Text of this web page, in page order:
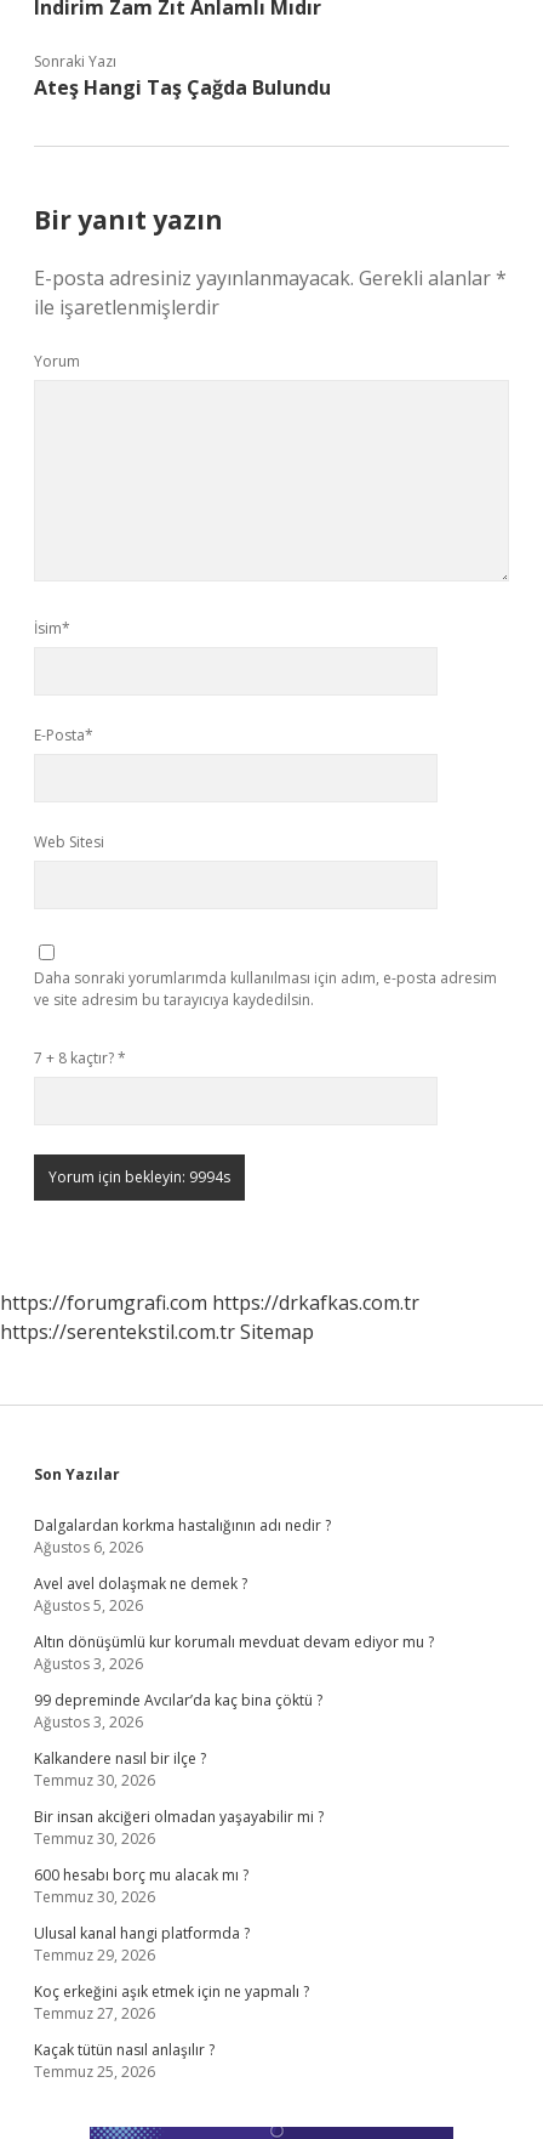
Indirim Zam Zıt Anlamlı Mıdır
Sonraki Yazı
Ateş Hangi Taş Çağda Bulundu
Bir yanıt yazın
E-posta adresiniz yayınlanmayacak. Gerekli alanlar*
ile işaretlenmişlerdir
Yorum
İsim*
E-Posta*
Web Sitesi
Daha sonraki yorumlarımda kullanılması için adım, e-posta adresim
ve site adresim bu tarayıcıya kaydedilsin.
7 + 8 kaçtır?*
https://forumgrafi.com https://drkafkas.com.tr
https://serentekstil.com.trSitemap
Sidebar
Son Yazılar
Dalgalardan korkma hastalığının adı nedir ?
Ağustos 6, 2026
Avel avel dolaşmak ne demek ?
Ağustos 5, 2026
Altın dönüşümlü kur korumalı mevduat devam ediyor mu ?
Ağustos 3, 2026
99 depreminde Avcılar’da kaç bina çöktü ?
Ağustos 3, 2026
Kalkandere nasıl bir ilçe ?
Temmuz 30, 2026
Bir insan akciğeri olmadan yaşayabilir mi ?
Temmuz 30, 2026
600 hesabı borç mu alacak mı ?
Temmuz 30, 2026
Ulusal kanal hangi platformda ?
Temmuz 29, 2026
Koç erkeğini aşık etmek için ne yapmalı ?
Temmuz 27, 2026
Kaçak tütün nasıl anlaşılır ?
Temmuz 25, 2026